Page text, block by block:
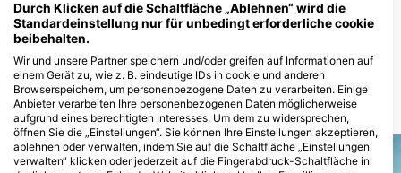
Scuba Guam
167 Marine Corp Dr, 96910
Hagatna, Guam
Tauchplätze in der Nähe
Durch Klicken auf die Schaltfläche „Ablehnen“ wird die
Standardeinstellung nur für unbedingt erforderliche cookie
beibehalten.
Wir und unsere Partner speichern und/oder greifen auf Informationen auf
einem Gerät zu, wie z. B. eindeutige IDs in cookie und anderen
Browserspeichern, um personenbezogene Daten zu verarbeiten. Einige
Anbieter verarbeiten Ihre personenbezogenen Daten möglicherweise
aufgrund eines berechtigten Interesses. Um dem zu widersprechen,
öffnen Sie die „Einstellungen“. Sie können Ihre Einstellungen akzeptieren,
ablehnen oder verwalten, indem Sie auf die Schaltfläche „Einstellungen
verwalten“ klicken oder jederzeit auf die Fingerabdruck-Schaltfläche in